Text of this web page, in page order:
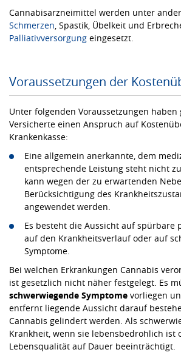
Cannabisarzneimittel werden unter
Schmerzen , Spastik, Übelkeit und
Palliativversorgung eingesetzt.
Voraussetzungen der
Unter folgenden Voraussetzungen haben
Versicherte einen Anspruch auf
Krankenkasse:
Eine allgemein anerkannte, dem
entsprechende Leistung steht nicht
kann wegen der zu erwartenden
Berücksichtigung des
angewendet werden.
Es besteht die Aussicht auf spürbare
auf den Krankheitsverlauf oder auf
Symptome.
Bei welchen Erkrankungen Cannabis
ist gesetzlich nicht näher festgelegt. Es
schwerwiegende Symptome vorliegen
entfernt liegende Aussicht darauf
Cannabis gelindert werden. Als
Krankheit, wenn sie lebensbedrohlich ist
Lebensqualität auf Dauer beeinträchtigt.